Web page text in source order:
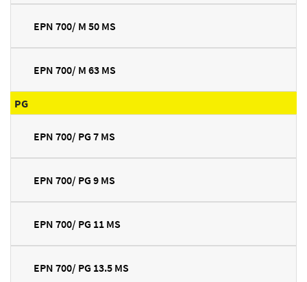
EPN 700/ M 50 MS
EPN 700/ M 63 MS
PG
EPN 700/ PG 7 MS
EPN 700/ PG 9 MS
EPN 700/ PG 11 MS
EPN 700/ PG 13.5 MS